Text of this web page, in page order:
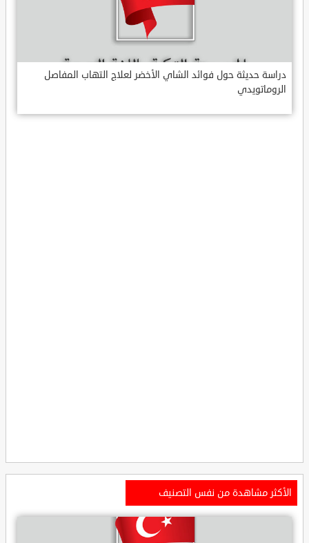
دراسة حديثة حول فوائد الشاي الأخضر لعلاج التهاب المفاصل
الروماتويدي
الأكثر مشاهدة من نفس التصنيف